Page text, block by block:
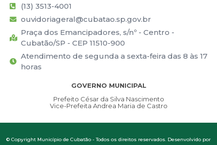
(13) 3513-4001
ouvidoriageral@cubatao.sp.gov.br
Praça dos Emancipadores, s/nº - Centro -
Cubatão/SP - CEP 11510-900
Atendimento de segunda a sexta-feira das 8 às 17
horas
GOVERNO MUNICIPAL
Prefeito César da Silva Nascimento
Vice-Prefeita Andrea Maria de Castro
© Copyright Município de Cubatão - Todos os direitos reservados. Desenvolvido por